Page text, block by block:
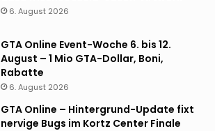
6. August 2026
GTA Online Event-Woche 6. bis 12.
August – 1 Mio GTA-Dollar, Boni,
Rabatte
6. August 2026
GTA Online – Hintergrund-Update fixt
nervige Bugs im Kortz Center Finale